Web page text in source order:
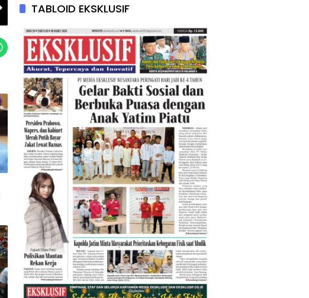
TABLOID EKSKLUSIF